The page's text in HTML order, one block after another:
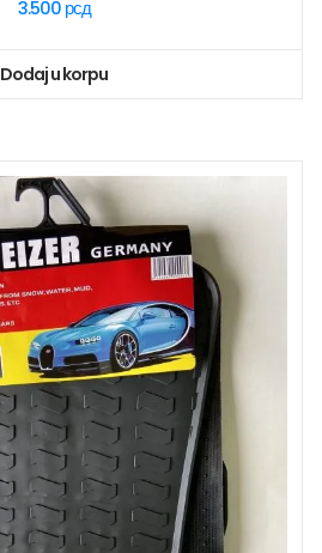
3.500 рсд
Dodaj u korpu